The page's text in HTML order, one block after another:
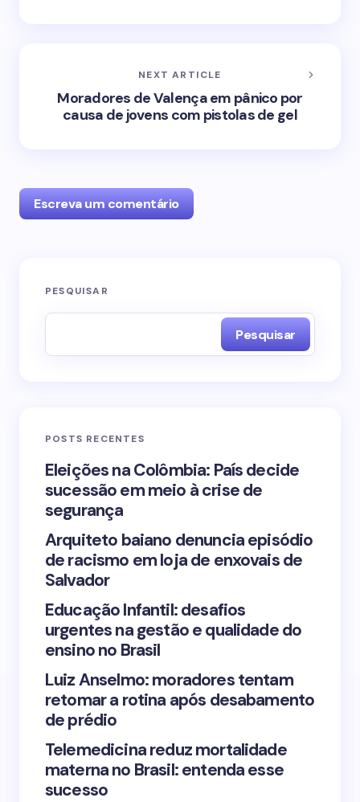
NEXT ARTICLE
Moradores de Valença em pânico por
causa de jovens com pistolas de gel
Escreva um comentário
O seu endereço de e-mail não será publicado.
Your Comment *
Save my name and email in this browser for the
Submit Comment
PESQUISAR
Pesquisar
POSTS RECENTES
Eleições na Colômbia: País decide
sucessão em meio à crise de
segurança
Arquiteto baiano denuncia episódio
de racismo em loja de enxovais de
Salvador
Educação Infantil: desafios
urgentes na gestão e qualidade do
ensino no Brasil
Luiz Anselmo: moradores tentam
retomar a rotina após desabamento
de prédio
Telemedicina reduz mortalidade
materna no Brasil: entenda esse
sucesso